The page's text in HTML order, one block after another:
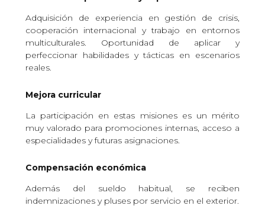
Adquisición de experiencia en gestión de crisis,
cooperación internacional y trabajo en entornos
multiculturales. Oportunidad de aplicar y
perfeccionar habilidades y tácticas en escenarios
reales.
Mejora curricular
La participación en estas misiones es un mérito
muy valorado para promociones internas, acceso a
especialidades y futuras asignaciones.
Compensación económica
Además del sueldo habitual, se reciben
indemnizaciones y pluses por servicio en el exterior.